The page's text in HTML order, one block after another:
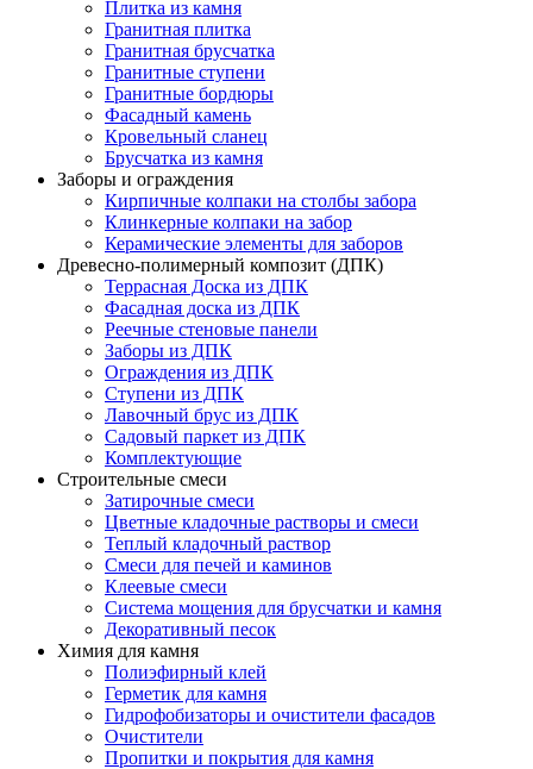
Плитка из камня
Гранитная плитка
Гранитная брусчатка
Гранитные ступени
Гранитные бордюры
Фасадный камень
Кровельный сланец
Брусчатка из камня
Заборы и ограждения
Кирпичные колпаки на столбы забора
Клинкерные колпаки на забор
Керамические элементы для заборов
Древесно-полимерный композит (ДПК)
Террасная Доска из ДПК
Фасадная доска из ДПК
Реечные стеновые панели
Заборы из ДПК
Ограждения из ДПК
Ступени из ДПК
Лавочный брус из ДПК
Садовый паркет из ДПК
Комплектующие
Строительные смеси
Затирочные смеси
Цветные кладочные растворы и смеси
Теплый кладочный раствор
Смеси для печей и каминов
Клеевые смеси
Система мощения для брусчатки и камня
Декоративный песок
Химия для камня
Полиэфирный клей
Герметик для камня
Гидрофобизаторы и очистители фасадов
Очистители
Пропитки и покрытия для камня